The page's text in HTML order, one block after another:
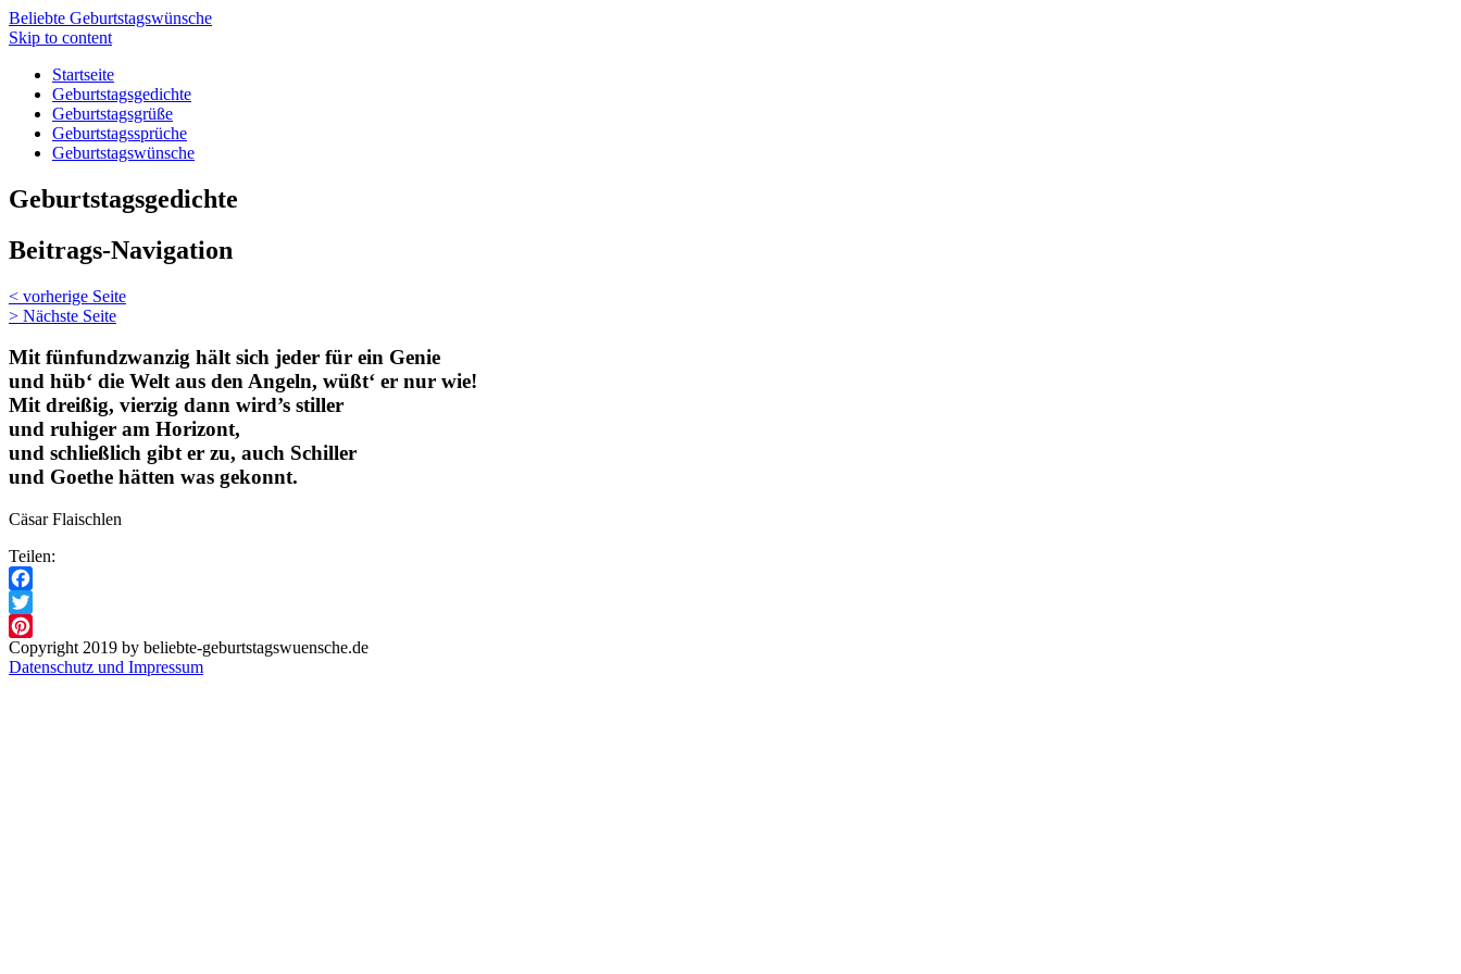
Beliebte Geburtstagswünsche
Skip to content
Startseite
Geburtstagsgedichte
Geburtstagsgrüße
Geburtstagssprüche
Geburtstagswünsche
Geburtstagsgedichte
Beitrags-Navigation
< vorherige Seite
> Nächste Seite
Mit fünfundzwanzig hält sich jeder für ein Genie
und hüb‘ die Welt aus den Angeln, wüßt‘ er nur wie!
Mit dreißig, vierzig dann wird’s stiller
und ruhiger am Horizont,
und schließlich gibt er zu, auch Schiller
und Goethe hätten was gekonnt.
Cäsar Flaischlen
Teilen:
Facebook
Twitter
Pinterest
Copyright 2019 by beliebte-geburtstagswuensche.de
Datenschutz und Impressum